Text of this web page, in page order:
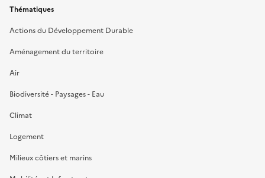
Thématiques
Actions du Développement Durable
Aménagement du territoire
Air
Biodiversité - Paysages - Eau
Climat
Logement
Milieux côtiers et marins